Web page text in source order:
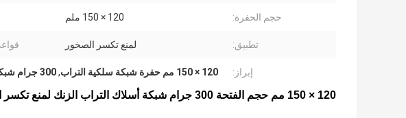
حجم الحفرة: 120 × 150 ملم
تطبيق: لمنع تكسر الصخور
إبراز: 120 × 150 مم حفرة شبكة سلكية التراب ,300 جرام شبكة سلكية التراب الزنك
120 × 150 مم حجم الفتحة 300 جرام شبكة أسلاك التراب الزنك لمنع تكسر الصخور